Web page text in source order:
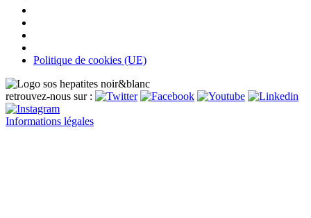
Politique de cookies (UE)
retrouvez-nous sur :
Informations légales